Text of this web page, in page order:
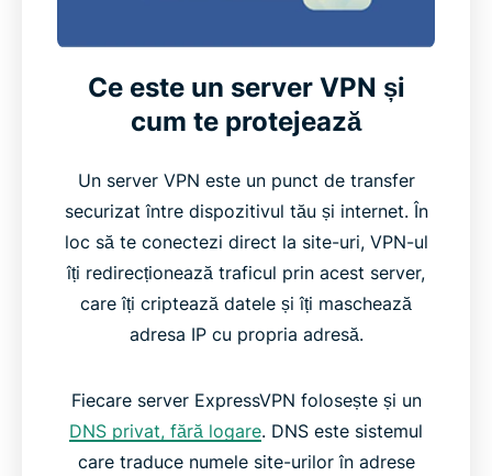
Ce este un server VPN și
cum te protejează
Un server VPN este un punct de transfer
securizat între dispozitivul tău și internet. În
loc să te conectezi direct la site-uri, VPN-ul
îți redirecționează traficul prin acest server,
care îți criptează datele și îți maschează
adresa IP cu propria adresă.
Fiecare server ExpressVPN folosește și un
DNS privat, fără logare. DNS este sistemul
care traduce numele site-urilor în adrese